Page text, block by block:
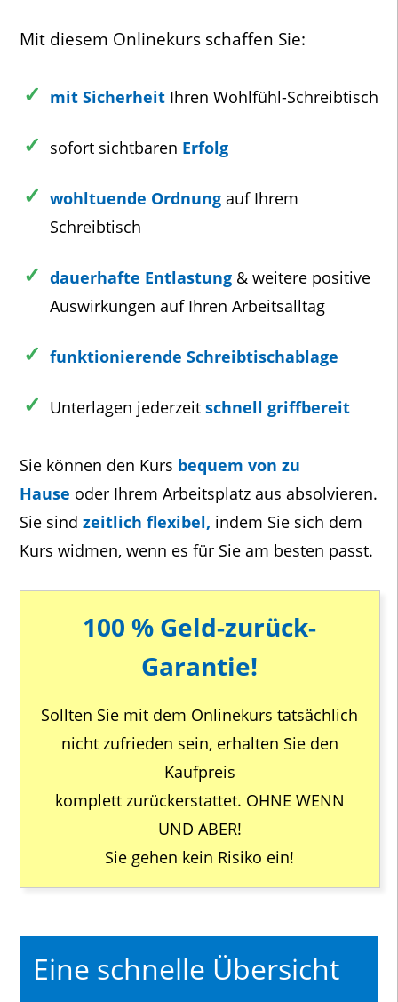
Mit diesem Onlinekurs schaffen Sie:
mit SicherheitIhren Wohlfühl-Schreibtisch
sofort sichtbaren Erfolg
wohltuende Ordnungauf Ihrem
Schreibtisch
dauerhafte Entlastung& weitere positive
Auswirkungen auf Ihren Arbeitsalltag
funktionierende Schreibtischablage
Unterlagen jederzeit schnell griffbereit
Sie können den Kurs bequem von zu
Hause oder Ihrem Arbeitsplatz aus absolvieren.
Sie sind zeitlich flexibel, indem Sie sich dem
Kurs widmen, wenn es für Sie am besten passt.
100 % Geld-zurück-
Garantie!
Sollten Sie mit dem Onlinekurs tatsächlich
nicht zufrieden sein, erhalten Sie den
Kaufpreis
komplett zurückerstattet. OHNE WENN
UND ABER!
Sie gehen kein Risiko ein!
Eine schnelle Übersicht